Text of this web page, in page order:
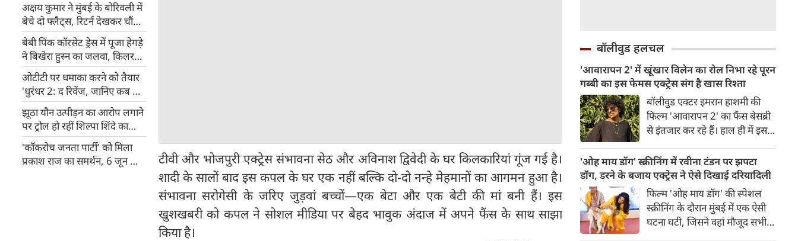
अक्षय कुमार ने मुंबई के बोरिवली में
बेचे दो फ्लैट्स, रिटर्न देखकर चौंक
जाएंगे!
बेबी पिंक कॉरसेट ड्रेस में पूजा हेगड़े
ने बिखेरा हुस्न का जलवा, किलर
पोज से मचाई सनसनी
ओटीटी पर धमाका करने को तैयार
'धुरंधर 2: द रिवेंज, जानिए कब और
कहां देख सकते हैं फिल्म का
अनकट वर्जन
झूठा यौन उत्पीड़न का आरोप लगाने
पर ट्रोल हो रहीं शिल्पा शिंदे का
करारा जवाब, बोलीं- किसी के
सर्टिफिकेट की जरूरत नहीं...
'कॉकरोच जनता पार्टी' को मिला
प्रकाश राज का समर्थन, 6 जून को
टीवी और भोजपुरी एक्ट्रेस संभावना सेठ और अविनाश द्विवेदी के घर किलकारियां गूंज गई है।
शादी के सालों बाद इस कपल के घर एक नहीं बल्कि दो-दो नन्हे मेहमानों का आगमन हुआ है।
संभावना सरोगेसी के जरिए जुड़वां बच्चों—एक बेटा और एक बेटी की मां बनी हैं। इस
खुशखबरी को कपल ने सोशल मीडिया पर बेहद भावुक अंदाज में अपने फैंस के साथ साझा
किया है।
बॉलीवुड हलचल
'आवारापन 2' में खूंखार विलेन का रोल निभा रहे पूरन
गब्बी का इस फेमस एक्ट्रेस संग है खास रिश्ता
बॉलीवुड एक्टर इमरान हाशमी की
फिल्म 'आवारापन 2' का फैंस बेसब्री
से इंतजार कर रहे हैं। हाल ही में इस
दर्शकों का जबरदस्त रिस्पॉन्स मिला।
ट्रेलर में जितना इमरान हाशमी छाए
रहे उतना ही फिल्म के विलेन को भी
स्पेस मिला है।
'ओह माय डॉग' स्क्रीनिंग में रवीना टंडन पर झपटा
डॉग, डरने के बजाय एक्ट्रेस ने ऐसे दिखाई दरियादिली
फिल्म 'ओह माय डॉग' की स्पेशल
स्क्रीनिंग के दौरान मुंबई में एक ऐसी
घटना घटी, जिसने वहां मौजूद सभी